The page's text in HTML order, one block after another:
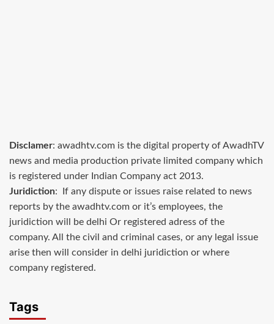
Disclamer: awadhtv.com is the digital property of AwadhTV
news and media production private limited company which
is registered under Indian Company act 2013.
Juridiction: If any dispute or issues raise related to news
reports by the awadhtv.com or it’s employees, the
juridiction will be delhi Or registered adress of the
company. All the civil and criminal cases, or any legal issue
arise then will consider in delhi juridiction or where
company registered.
Tags